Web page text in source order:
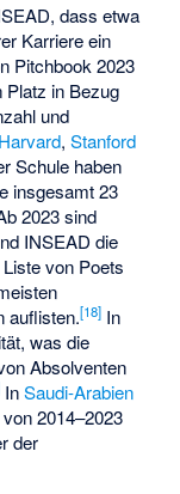
dass etwa
Karriere ein
Pitchbook 2023
Platz in Bezug
und
Harvard,Stanford
Schule haben
insgesamt 23
2023 sind
INSEAD die
von Poets
auflisten.[18] In
was die
Absolventen
InSaudi-Arabien
2014–2023
der